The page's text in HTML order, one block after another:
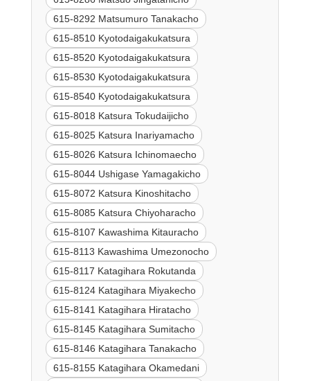
615-8292 Matsumuro Tanakacho
615-8510 Kyotodaigakukatsura
615-8520 Kyotodaigakukatsura
615-8530 Kyotodaigakukatsura
615-8540 Kyotodaigakukatsura
615-8018 Katsura Tokudaijicho
615-8025 Katsura Inariyamacho
615-8026 Katsura Ichinomaecho
615-8044 Ushigase Yamagakicho
615-8072 Katsura Kinoshitacho
615-8085 Katsura Chiyoharacho
615-8107 Kawashima Kitauracho
615-8113 Kawashima Umezonocho
615-8117 Katagihara Rokutanda
615-8124 Katagihara Miyakecho
615-8141 Katagihara Hiratacho
615-8145 Katagihara Sumitacho
615-8146 Katagihara Tanakacho
615-8155 Katagihara Okamedani